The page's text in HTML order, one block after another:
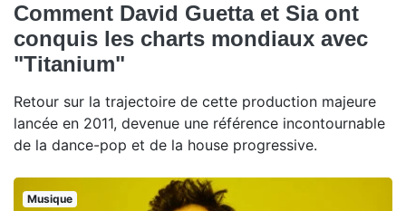
Comment David Guetta et Sia ont
conquis les charts mondiaux avec
"Titanium"
Retour sur la trajectoire de cette production majeure
lancée en 2011, devenue une référence incontournable
de la dance-pop et de la house progressive.
Musique